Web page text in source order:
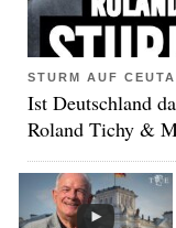
STURM AUF CEUTA
Ist Deutschland
Roland Tichy &